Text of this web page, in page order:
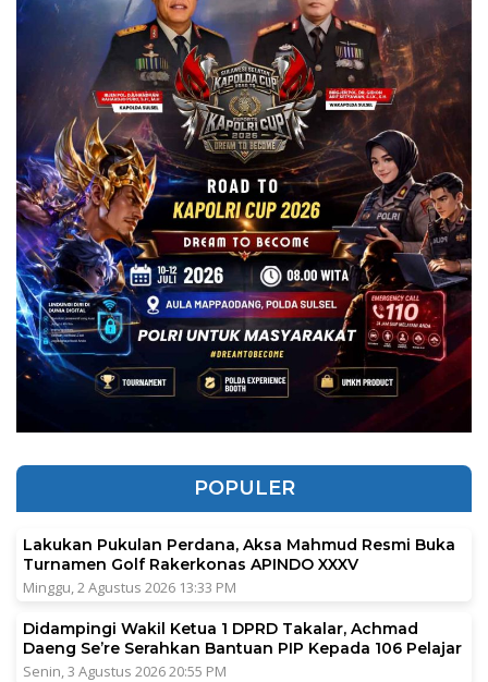
POPULER
Lakukan Pukulan Perdana, Aksa Mahmud Resmi Buka
Turnamen Golf Rakerkonas APINDO XXXV
Minggu, 2 Agustus 2026 13:33 PM
Didampingi Wakil Ketua 1 DPRD Takalar, Achmad
Daeng Se’re Serahkan Bantuan PIP Kepada 106 Pelajar
Senin, 3 Agustus 2026 20:55 PM